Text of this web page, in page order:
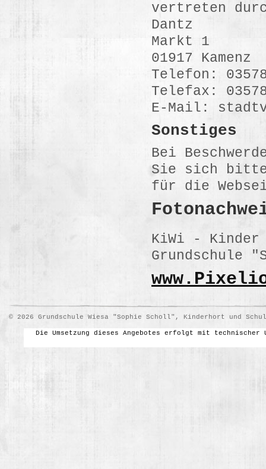
vertreten
Dantz
Markt 1
01917 Kamenz
Telefon:
Telefax:
E-Mail:
Sonstiges
Bei
Sie sich bitte
für die
KiWi - Kinder
Grundschule
© 2026 Grundschule Wiesa "Sophie Scholl", Kinderhort und
Die Umsetzung dieses Angebotes erfolgt mit technischer